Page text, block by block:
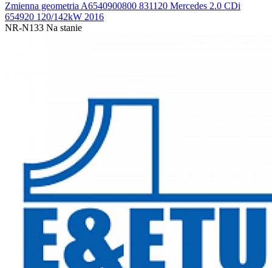
Zmienna geometria A6540900800 831120 Mercedes 2.0 CDi
654920 120/142kW 2016
NR-N133 Na stanie